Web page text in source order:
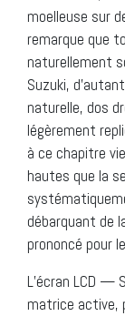
moelleuse sur
remarque que
naturellement
Suzuki,
naturelle, dos
légèrement
à ce chapitre
hautes que la
débarquant de
prononcé pour
L’écran LCD —
matrice active,